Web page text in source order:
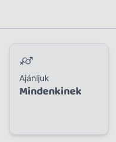
Ajánljuk
Mindenkinek